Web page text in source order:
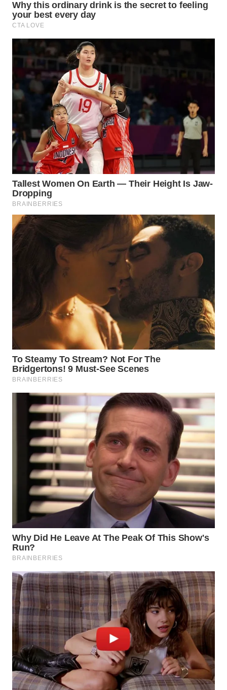
WN
KARO
WN
SIMALUNGUN
WN
LABUHANBATU
TAPANULI
TENGAH
WN DELI
SERDANG
WN
TEBING
TINGGI
BEKASI
WN
BOGOR
WN
DEPOK
WN
TAPANULI
UTARA
WN
SAMOSIR
WN
PADANG
LAWAS
WN
SUMEDANG
WN
CIANJUR
WN
KEPULAUAN
SERIBU